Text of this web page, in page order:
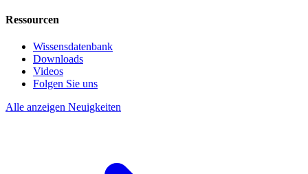
Ressourcen
Wissensdatenbank
Downloads
Videos
Folgen Sie uns
Alle anzeigen Neuigkeiten